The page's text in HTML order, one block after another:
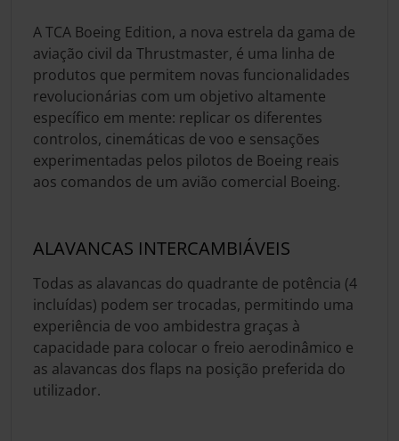
A TCA Boeing Edition, a nova estrela da gama de
aviação civil da Thrustmaster, é uma linha de
produtos que permitem novas funcionalidades
revolucionárias com um objetivo altamente
específico em mente: replicar os diferentes
controlos, cinemáticas de voo e sensações
experimentadas pelos pilotos de Boeing reais
aos comandos de um avião comercial Boeing.
ALAVANCAS INTERCAMBIÁVEIS
Todas as alavancas do quadrante de potência (4
incluídas) podem ser trocadas, permitindo uma
experiência de voo ambidestra graças à
capacidade para colocar o freio aerodinâmico e
as alavancas dos flaps na posição preferida do
utilizador.